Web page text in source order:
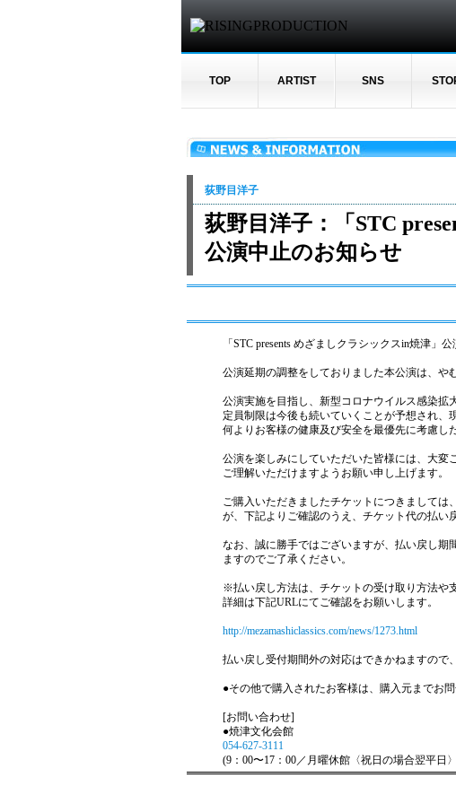
TOP ARTIST SNS
荻野目洋子
荻野目洋子：「STC
公演中止のお知らせ
「STC presents めざましクラシックスin焼津」
公演延期の調整をしておりました本公演は、や
公演実施を目指し、新型コロナウイルス感染
定員制限は今後も続いていくことが予想され、
何よりお客様の健康及び安全を最優先に考慮し
公演を楽しみにしていただいた皆様には、大
ご理解いただけますようお願い申し上げます。
ご購入いただきましたチケットにつきまして
が、下記よりご確認のうえ、チケット代の払い
なお、誠に勝手ではございますが、払い戻し期
ますのでご了承ください。
※払い戻し方法は、チケットの受け取り方法や
詳細は下記URLにてご確認をお願いします。
http://mezamashiclassics.com/news/1273.html
払い戻し受付期間外の対応はできかねますので
●その他で購入されたお客様は、購入元までお問
[お問い合わせ]
●焼津文化会館
054-627-3111
(9：00〜17：00／月曜休館〈祝日の場合翌平日